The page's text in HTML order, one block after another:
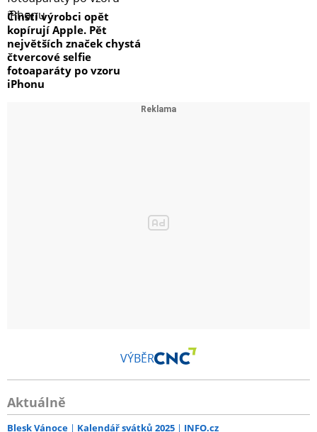
Čínští výrobci opět
kopírují Apple. Pět
největších značek chystá
čtvercové selfie
fotoaparáty po vzoru
iPhonu
VÝBĚR
Aktuálně
Blesk Vánoce Kalendář svátků 2025 INFO.cz